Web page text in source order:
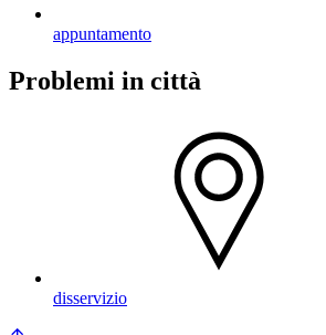
appuntamento
Problemi in città
disservizio